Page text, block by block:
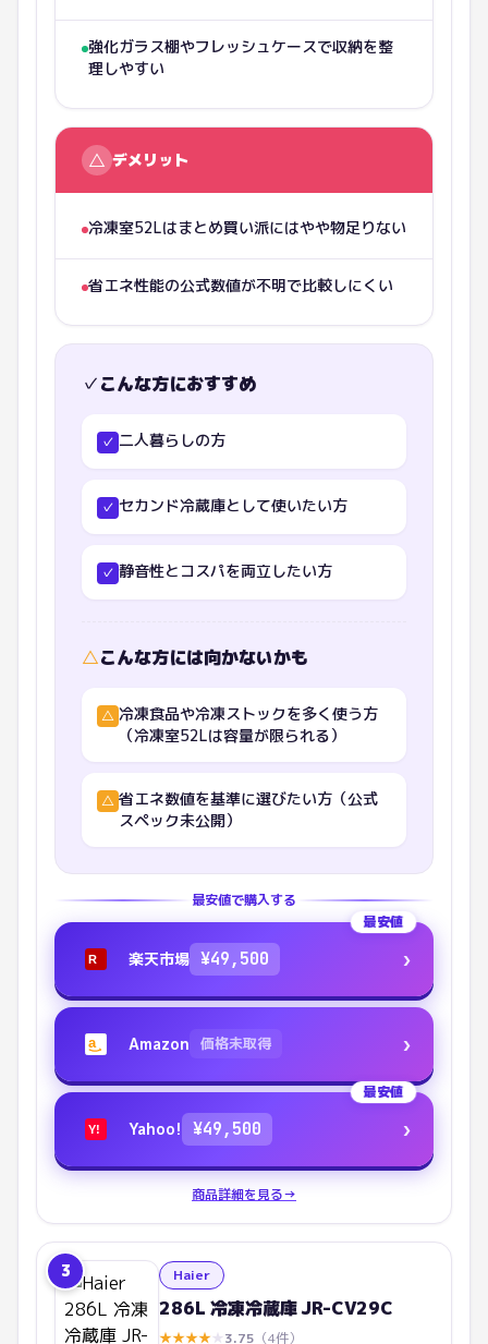
強化ガラス棚やフレッシュケースで収納を整
理しやすい
△ デメリット
冷凍室52Lはまとめ買い派にはやや物足りない
省エネ性能の公式数値が不明で比較しにくい
✓こんな方におすすめ
✓ 二人暮らしの方
✓ セカンド冷蔵庫として使いたい方
✓ 静音性とコスパを両立したい方
△こんな方には向かないかも
△ 冷凍食品や冷凍ストックを多く使う方
（冷凍室52Lは容量が限られる）
△ 省エネ数値を基準に選びたい方（公式
スペック未公開）
最安値で購入する
最安値
R 楽天市場 ¥49,500 ›
a Amazon 価格未取得 ›
最安値
Y! Yahoo! ¥49,500 ›
商品詳細を見る→
3 Haier
286L 冷凍冷蔵庫 JR-CV29C
★★★★★3.75 （4件）